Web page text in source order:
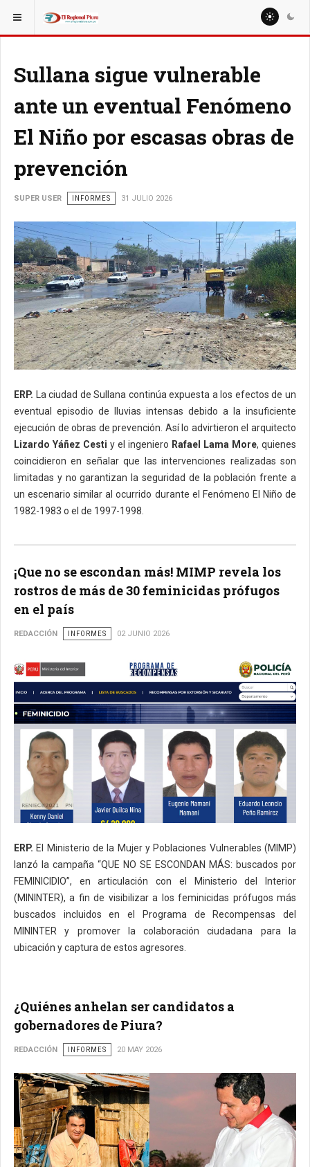
ESTÁ AQUÍ: ESPECIALES
Sullana sigue vulnerable
ante un eventual Fenómeno
El Niño por escasas obras de
prevención
SUPER USER INFORMES 31 JULIO 2026
ERP.
La ciudad de Sullana continúa expuesta a los efectos de un
eventual episodio de lluvias intensas debido a la insuficiente
ejecución de obras de prevención. Así lo advirtieron el arquitecto
Lizardo Yáñez Cesti y el ingeniero Rafael Lama More, quienes
coincidieron en señalar que las intervenciones realizadas son
limitadas y no garantizan la seguridad de la población frente a
un escenario similar al ocurrido durante el Fenómeno El Niño de
1982-1983 o el de 1997-1998.
¡Que no se escondan más! MIMP revela los
rostros de más de 30 feminicidas prófugos
en el país
REDACCIÓN INFORMES 02 JUNIO 2026
ERP. El Ministerio de la Mujer y Poblaciones Vulnerables (MIMP)
lanzó la campaña “QUE NO SE ESCONDAN MÁS: buscados por
FEMINICIDIO”, en articulación con el Ministerio del Interior
(MININTER), a fin de visibilizar a los feminicidas prófugos más
buscados incluidos en el Programa de Recompensas del
MININTER y promover la colaboración ciudadana para la
ubicación y captura de estos agresores.
¿Quiénes anhelan ser candidatos a
gobernadores de Piura?
REDACCIÓN INFORMES 20 MAY 2026